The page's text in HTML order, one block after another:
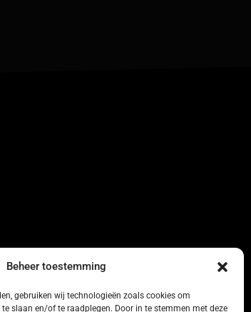
Beheer toestemming
gebruiken wij technologieën zoals cookies om
slaan en/of te raadplegen. Door in te stemmen met deze